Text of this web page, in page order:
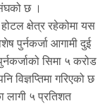
छ ।
क्षेत्र रहेकोमा यस
पुर्नकर्जा आगामी दुई
सिमा ५ करोड
विज्ञप्तिमा गरिएको छ
लागी ५ प्रतिशत